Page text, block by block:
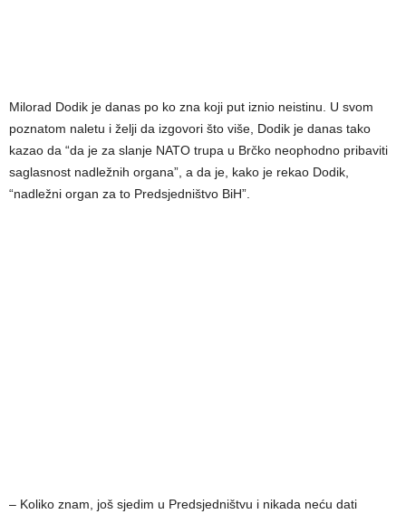
Milorad Dodik je danas po ko zna koji put iznio neistinu. U svom
poznatom naletu i želji da izgovori što više, Dodik je danas tako
kazao da “da je za slanje NATO trupa u Brčko neophodno pribaviti
saglasnost nadležnih organa”, a da je, kako je rekao Dodik,
“nadležni organ za to Predsjedništvo BiH”.
– Koliko znam, još sjedim u Predsjedništvu i nikada neću dati